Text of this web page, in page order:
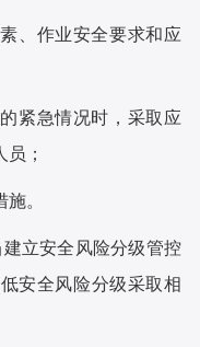
、作业安全要求和应
紧急情况时，采取应
；
。
立安全风险分级管控
安全风险分级采取相